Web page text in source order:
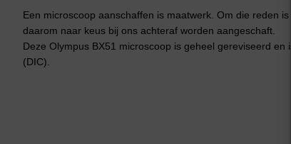
Een microscoop aanschaffen is maatwerk. Om die reden
daarom naar keus bij ons achteraf worden aangeschaft.
Deze Olympus BX51 microscoop is geheel gereviseerd en
(DIC).